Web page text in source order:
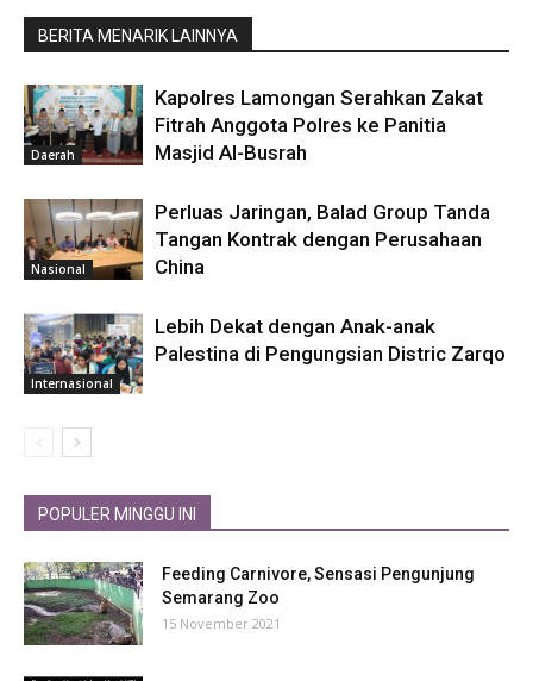
BERITA MENARIK LAINNYA
Daerah
Kapolres Lamongan Serahkan Zakat
Fitrah Anggota Polres ke Panitia
Masjid Al-Busrah
Nasional
Perluas Jaringan, Balad Group Tanda
Tangan Kontrak dengan Perusahaan
China
Internasional
Lebih Dekat dengan Anak-anak
Palestina di Pengungsian Distric Zarqo
POPULER MINGGU INI
Feeding Carnivore, Sensasi Pengunjung
Semarang Zoo
15 November 2021